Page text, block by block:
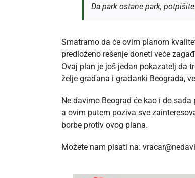
Da park ostane park,
Smatramo da će ovim planom
predloženo rešenje doneti veće
Ovaj plan je još jedan pokazatelj da
želje građana i građanki Beograda,
Ne davimo Beograd će kao i do
a ovim putem poziva sve
borbe protiv ovog plana.
Možete nam pisati na: